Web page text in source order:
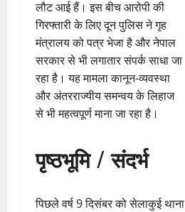
लौट आई हैं। इस बीच आरोपी की
गिरफ्तारी के लिए दून पुलिस ने गृह
मंत्रालय को पत्र भेजा है और नेपाल
सरकार से भी लगातार संपर्क साधा जा
रहा है। यह मामला कानून-व्यवस्था
और अंतरराज्यीय समन्वय के लिहाज
से भी महत्वपूर्ण माना जा रहा है।
पृष्ठभूमि / संदर्भ
पिछले वर्ष 9 दिसंबर को सेलाकुई थाना